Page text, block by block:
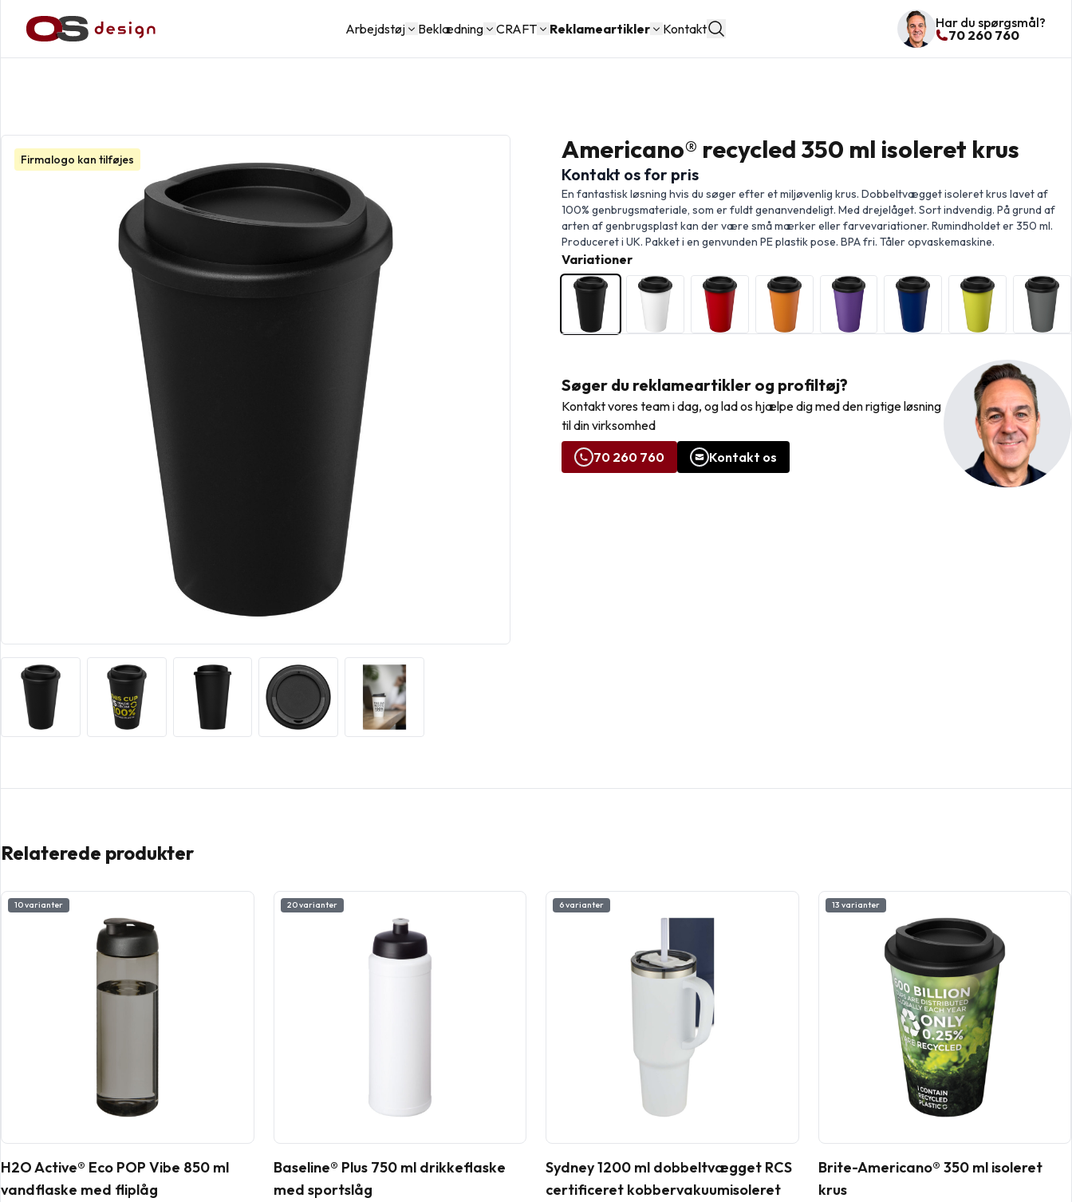
Arbejdstøj Beklædning CRAFT Reklameartikler Kontakt
Har du spørgsmål?
70 260 760
Firmalogo kan tilføjes Americano® recycled 350 ml isoleret krus
Kontakt os for pris
En fantastisk løsning hvis du søger efter et miljøvenlig krus. Dobbeltvægget isoleret krus lavet af
100% genbrugsmateriale, som er fuldt genanvendeligt. Med drejelåget. Sort indvendig. På grund af
arten af genbrugsplast kan der være små mærker eller farvevariationer. Rumindholdet er 350 ml.
Produceret i UK. Pakket i en genvunden PE plastik pose. BPA fri. Tåler opvaskemaskine.
Variationer
Søger du reklameartikler og profiltøj?
Kontakt vores team i dag, og lad os hjælpe dig med den rigtige løsning
til din virksomhed
70 260 760
Kontakt os
Relaterede produkter
10 varianter
H2O Active® Eco POP Vibe 850 ml
vandflaske med fliplåg
20 varianter
Baseline® Plus 750 ml drikkeflaske
med sportslåg
6 varianter
Sydney 1200 ml dobbeltvægget RCS
certificeret kobbervakuumisoleret
13 varianter
Brite-Americano® 350 ml isoleret
krus